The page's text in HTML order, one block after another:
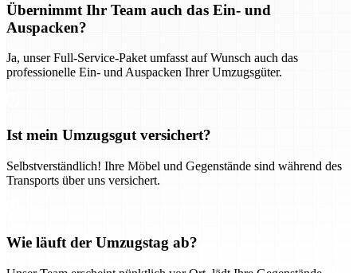
Übernimmt Ihr Team auch das Ein- und
Auspacken?
Ja, unser Full-Service-Paket umfasst auf Wunsch auch das
professionelle Ein- und Auspacken Ihrer Umzugsgüter.
Ist mein Umzugsgut versichert?
Selbstverständlich! Ihre Möbel und Gegenstände sind während des
Transports über uns versichert.
Wie läuft der Umzugstag ab?